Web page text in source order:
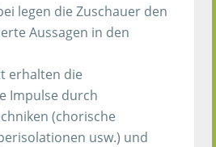
legen die Zuschauer den
Aussagen in den
erhalten die
Impulse durch
(chorische
usw.) und